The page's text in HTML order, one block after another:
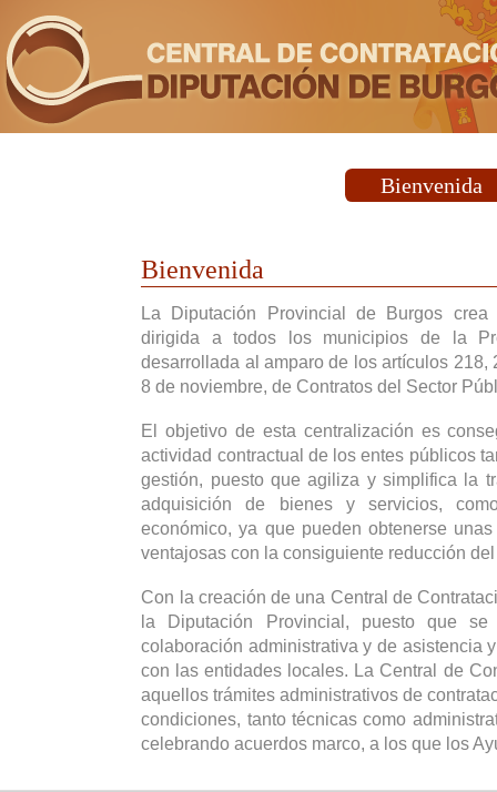
Bienvenida
Bienvenida
La Diputación Provincial de Burgos
dirigida a todos los municipios de la
desarrollada al amparo de los artículos 218,
8 de noviembre, de Contratos del Sector
El objetivo de esta centralización es
actividad contractual de los entes públicos
gestión, puesto que agiliza y simplifica la
adquisición de bienes y servicios,
económico, ya que pueden obtenerse
ventajosas con la consiguiente reducción
Con la creación de una Central de
la Diputación Provincial, puesto que
colaboración administrativa y de asistencia
con las entidades locales. La Central de
aquellos trámites administrativos de
condiciones, tanto técnicas como
celebrando acuerdos marco, a los que los